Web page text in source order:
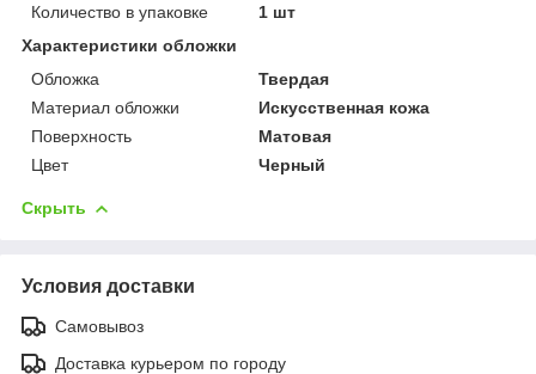
Количество в упаковке
1 шт
Характеристики обложки
Обложка
Твердая
Материал обложки
Искусственная кожа
Поверхность
Матовая
Цвет
Черный
Скрыть
Условия доставки
Самовывоз
Доставка курьером по городу